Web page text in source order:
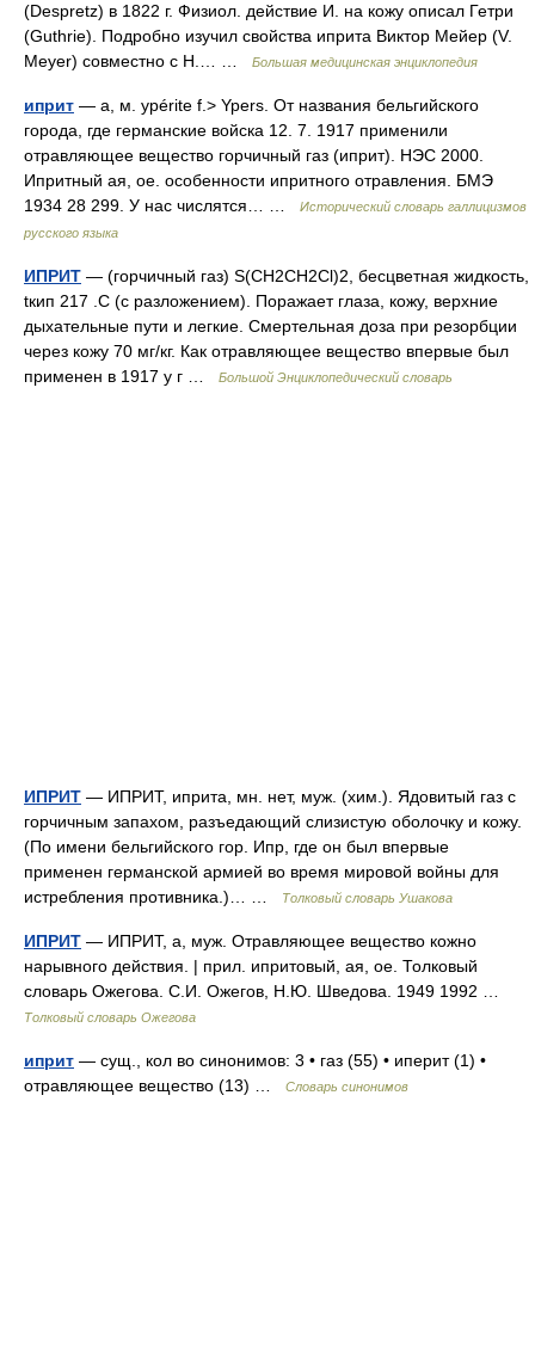
(Despretz) в 1822 г. Физиол. действие И. на кожу описал Гетри
(Guthrie). Подробно изучил свойства иприта Виктор Мейер (V.
Meyer) совместно с Н.… …
Большая медицинская энциклопедия
иприт — а, м. ypérite f.> Ypers. От названия бельгийского
города, где германские войска 12. 7. 1917 применили
отравляющее вещество горчичный газ (иприт). НЭС 2000.
Ипритный ая, ое. особенности ипритного отравления. БМЭ
1934 28 299. У нас числятся… …
Исторический словарь галлицизмов
русского языка
ИПРИТ — (горчичный газ) S(CH2CH2Cl)2, бесцветная жидкость,
tкип 217 .С (с разложением). Поражает глаза, кожу, верхние
дыхательные пути и легкие. Смертельная доза при резорбции
через кожу 70 мг/кг. Как отравляющее вещество впервые был
применен в 1917 у г …
Большой Энциклопедический словарь
ИПРИТ — ИПРИТ, иприта, мн. нет, муж. (хим.). Ядовитый газ с
горчичным запахом, разъедающий слизистую оболочку и кожу.
(По имени бельгийского гор. Ипр, где он был впервые
применен германской армией во время мировой войны для
истребления противника.)… …
Толковый словарь Ушакова
ИПРИТ — ИПРИТ, а, муж. Отравляющее вещество кожно
нарывного действия. | прил. ипритовый, ая, ое. Толковый
словарь Ожегова. С.И. Ожегов, Н.Ю. Шведова. 1949 1992 …
Толковый словарь Ожегова
иприт — сущ., кол во синонимов: 3 • газ (55) • иперит (1) •
отравляющее вещество (13) …
Словарь синонимов